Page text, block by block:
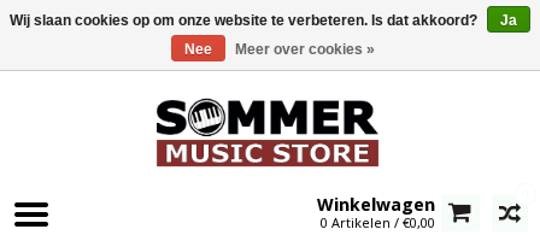
Winkelwagen
0 Artikelen / €0,00
Wij slaan cookies op om onze website te verbeteren. Is dat akkoord?
Ja
Nee
Meer over cookies »